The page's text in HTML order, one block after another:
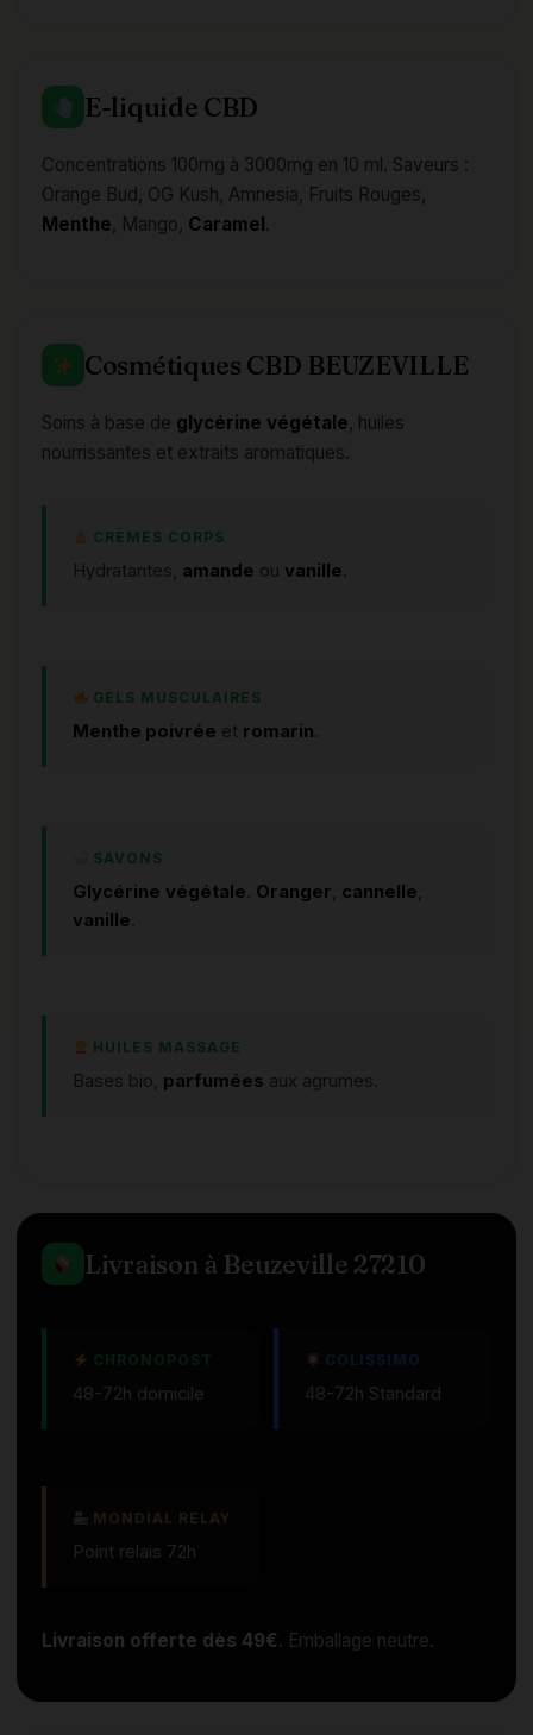
E-liquide CBD
Concentrations 100mg à 3000mg en 10 ml. Saveurs :
Orange Bud, OG Kush, Amnesia, Fruits Rouges,
Menthe, Mango, Caramel .
Cosmétiques CBD BEUZEVILLE
Soins à base de glycérine végétale, huiles
nourrissantes et extraits aromatiques.
CRÈMES CORPS
Hydratantes, amande ou vanille
GELS MUSCULAIRES
Menthe poivrée et romarin
SAVONS
Glycérine végétale Oranger, cannelle,
vanille
HUILES MASSAGE
Bases bio, parfumées aux agrumes.
Livraison à Beuzeville 27210
CHRONOPOST
48-72h domicile
COLISSIMO
48-72h Standard
MONDIAL RELAY
Point relais 72h
Livraison offerte dès 49€. Emballage neutre.